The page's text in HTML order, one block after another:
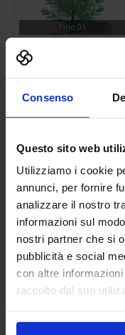
Consenso
Questo sito web
Utilizziamo i cookie
annunci, per fornire
analizzare il nostro
informazioni sul
nostri partner che si
pubblicità e social
con altre
raccolto dal suo
Pino 03
Cuscini di arredo
Parcheggio e sosta 04